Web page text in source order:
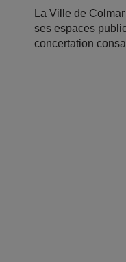
La Ville de
ses espaces
concertation